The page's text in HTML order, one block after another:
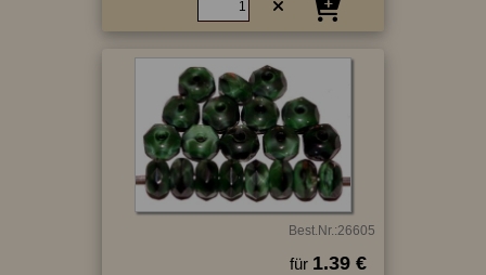
Best.Nr.:26605
für 1.39 €